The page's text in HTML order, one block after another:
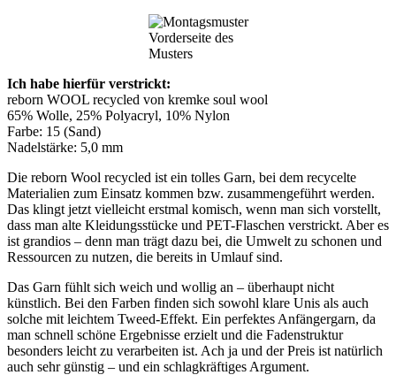
Vorderseite des
Musters
Ich habe hierfür verstrickt:
reborn WOOL recycled von kremke soul wool
65% Wolle, 25% Polyacryl, 10% Nylon
Farbe: 15 (Sand)
Nadelstärke: 5,0 mm
Die reborn Wool recycled ist ein tolles Garn, bei dem recycelte
Materialien zum Einsatz kommen bzw. zusammengeführt werden.
Das klingt jetzt vielleicht erstmal komisch, wenn man sich vorstellt,
dass man alte Kleidungsstücke und PET-Flaschen verstrickt. Aber es
ist grandios – denn man trägt dazu bei, die Umwelt zu schonen und
Ressourcen zu nutzen, die bereits in Umlauf sind.
Das Garn fühlt sich weich und wollig an – überhaupt nicht
künstlich. Bei den Farben finden sich sowohl klare Unis als auch
solche mit leichtem Tweed-Effekt. Ein perfektes Anfängergarn, da
man schnell schöne Ergebnisse erzielt und die Fadenstruktur
besonders leicht zu verarbeiten ist. Ach ja und der Preis ist natürlich
auch sehr günstig – und ein schlagkräftiges Argument.